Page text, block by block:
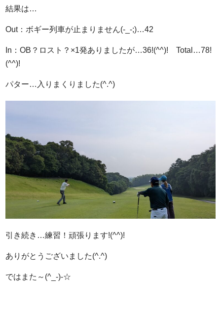
結果は…
Out：ボギー列車が止まりません(-_-;)…42
In：OB？ロスト？×1発ありましたが…36!(^^)! Total…78!
(^^)!
パター…入りまくりました(^.^)
引き続き…練習！頑張ります!(^^)!
ありがとうございました(^.^)
ではまた～(^_-)-☆